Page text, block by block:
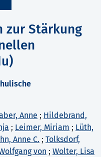
zur Stärkung
Anne ; Hildebrand,
; Leimer, Miriam ; Lüth,
Anne C. ; Tolksdorf,
von ; Wolter, Lisa